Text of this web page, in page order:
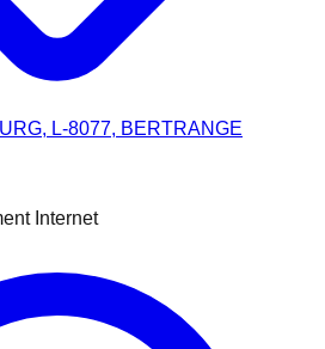
L-8077, BERTRANGE
Internet